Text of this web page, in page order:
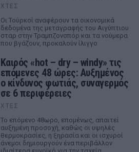
ΧΤΕΣ
Οι Τούρκοί αναφέρουν τα οικονομικά
δεδομένα της μεταγραφής του Αιγύπτιου
σταρ στην Τραμπζονσπόρ και τα νούμερα
που βγάζουν, προκαλούν ίλιγγο
Καιρός «hot – dry – windy» τις
επόμενες 48 ώρες: Αυξημένος
ο κίνδυνος φωτιάς, συναγερμός
σε 6 περιφέρειες
ΧΤΕΣ
Το επόμενο 48ωρο, επομένως, απαιτεί
αυξημένη προσοχή, καθώς οι υψηλές
θερμοκρασίες, η ξηρασία και οι ισχυροί
άνεμοι δημιουργούν ένα περιβάλλον